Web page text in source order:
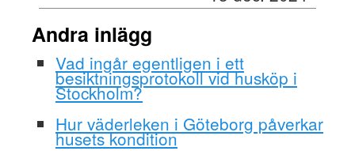
Andra inlägg
Vad ingår egentligen i ett
besiktningsprotokoll vid husköp i
Stockholm?
Hur väderleken i Göteborg påverkar
husets kondition